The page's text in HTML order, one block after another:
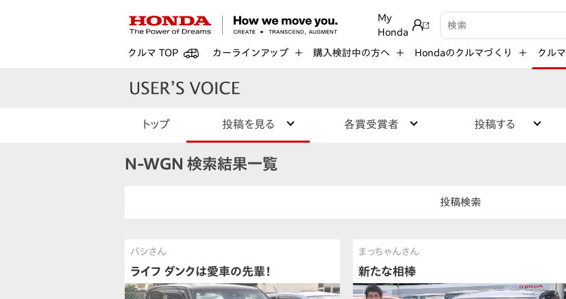
My
Honda
検索キーワード入力
クルマ TOP カーラインアップ 購入検討中の方へ Hondaのクルマづくり クル
トップ 投稿を見る 各賞受賞者 投稿する
N-WGN 検索結果一覧
投稿検索
バシさん
ライフ ダンクは愛車の先輩！
まっちゃんさん
新たな相棒